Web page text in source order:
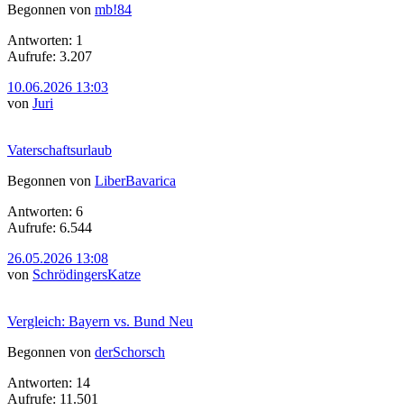
Begonnen von mb!84
Antworten: 1
Aufrufe: 3.207
10.06.2026 13:03
von Juri
Vaterschaftsurlaub
Begonnen von LiberBavarica
Antworten: 6
Aufrufe: 6.544
26.05.2026 13:08
von SchrödingersKatze
Vergleich: Bayern vs. Bund Neu
Begonnen von derSchorsch
Antworten: 14
Aufrufe: 11.501